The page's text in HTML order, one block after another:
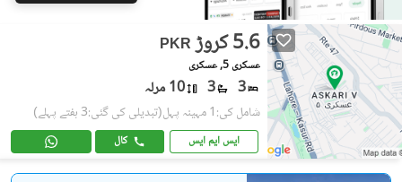
PKR 5.6 کروڑ
عسکری 5, عسکری
3
3 10 مرلہ
شامل کی:1 مہینہ پہل (تبدیلی کی گئی:3 ہفتے پہلے)
ایس ایم ایس کال